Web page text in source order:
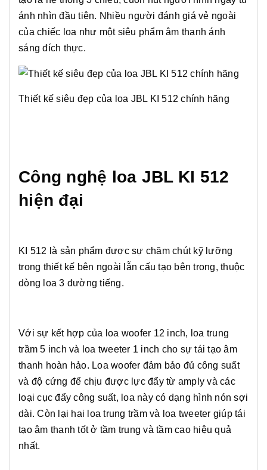
ánh nhìn đầu tiên. Nhiều người đánh giá vẻ ngoài
của chiếc loa như một siêu phẩm âm thanh ánh
sáng đích thực.
Thiết kế siêu đẹp của loa JBL KI 512 chính hãng
Công nghệ loa JBL KI 512
hiện đại
KI 512 là sản phẩm được sự chăm chút kỹ lưỡng
trong thiết kế bên ngoài lẫn cấu tạo bên trong, thuộc
dòng loa 3 đường tiếng.
Với sự kết hợp của loa woofer 12 inch, loa trung
trầm 5 inch và loa tweeter 1 inch cho sự tái tạo âm
thanh hoàn hảo. Loa woofer đảm bảo đủ công suất
và độ cứng để chịu được lực đẩy từ amply và các
loại cục đẩy công suất, loa này có dạng hình nón sợi
dài. Còn lại hai loa trung trầm và loa tweeter giúp tái
tạo âm thanh tốt ở tầm trung và tầm cao hiệu quả
nhất.